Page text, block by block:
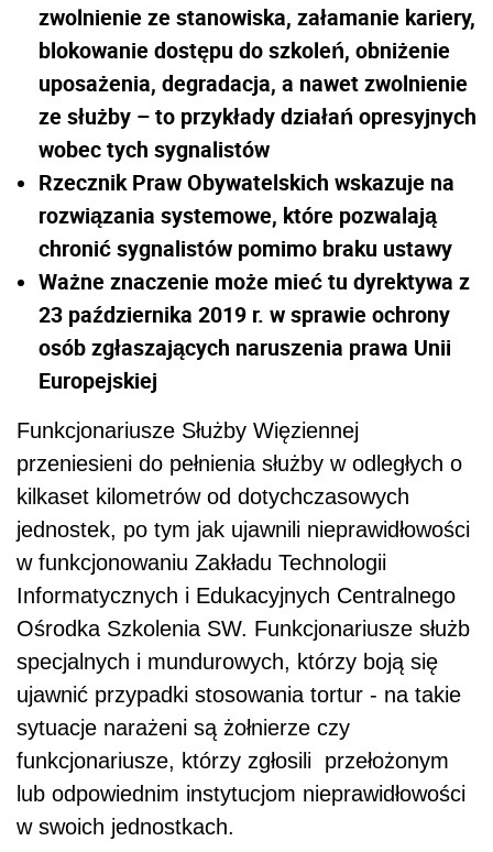
zwolnienie ze stanowiska, załamanie kariery,
blokowanie dostępu do szkoleń, obniżenie
uposażenia, degradacja, a nawet zwolnienie
ze służby – to przykłady działań opresyjnych
wobec tych sygnalistów
Rzecznik Praw Obywatelskich wskazuje na
rozwiązania systemowe, które pozwalają
chronić sygnalistów pomimo braku ustawy
Ważne znaczenie może mieć tu dyrektywa z
23 października 2019 r. w sprawie ochrony
osób zgłaszających naruszenia prawa Unii
Europejskiej
Funkcjonariusze Służby Więziennej
przeniesieni do pełnienia służby w odległych o
kilkaset kilometrów od dotychczasowych
jednostek, po tym jak ujawnili nieprawidłowości
w funkcjonowaniu Zakładu Technologii
Informatycznych i Edukacyjnych Centralnego
Ośrodka Szkolenia SW. Funkcjonariusze służb
specjalnych i mundurowych, którzy boją się
ujawnić przypadki stosowania tortur - na takie
sytuacje narażeni są żołnierze czy
funkcjonariusze, którzy zgłosili przełożonym
lub odpowiednim instytucjom nieprawidłowości
w swoich jednostkach.